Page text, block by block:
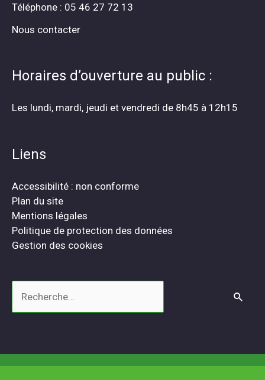
Téléphone : 05 46 27 72 13
Nous contacter
Horaires d’ouverture au public :
Les lundi, mardi, jeudi et vendredi de 8h45 à 12h15
Liens
Accessibilité : non conforme
Plan du site
Mentions légales
Politique de protection des données
Gestion des cookies